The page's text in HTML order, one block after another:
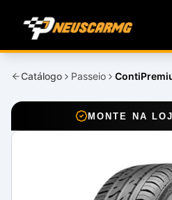
Catálogo Passeio
MONTE NA